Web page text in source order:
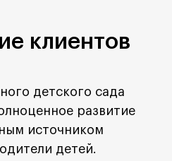
клиентов
детского сада
развитие
источником
детей.